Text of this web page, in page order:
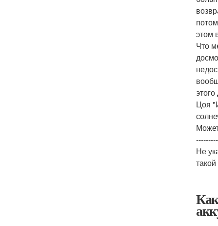
этом
Что
Цоя
Не